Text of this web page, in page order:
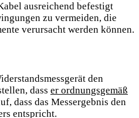
ausreichend befestigt
zu vermeiden, die
verursacht werden können.
den
dass er ordnungsgemäß
dass das Messergebnis den
entspricht.